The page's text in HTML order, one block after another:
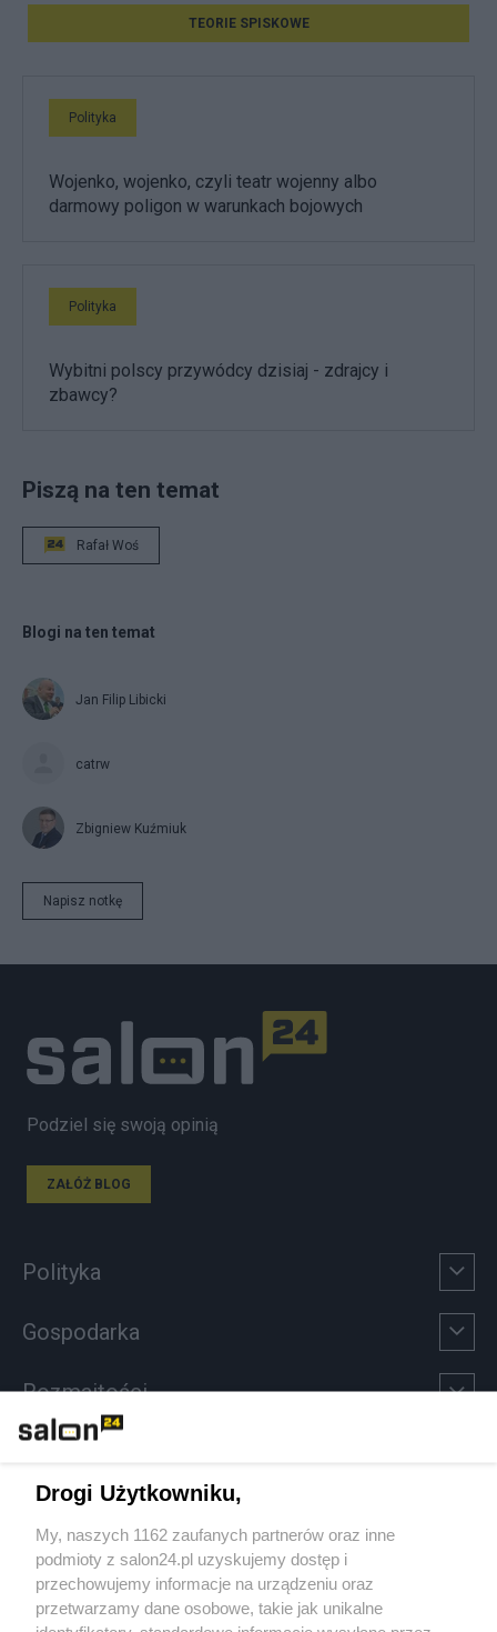
TEORIE SPISKOWE
Polityka
Wojenko, wojenko, czyli teatr wojenny albo
darmowy poligon w warunkach bojowych
Polityka
Wybitni polscy przywódcy dzisiaj - zdrajcy i
zbawcy?
Piszą na ten temat
Rafał Woś
Blogi na ten temat
Jan Filip Libicki
catrw
Zbigniew Kuźmiuk
Napisz notkę
Podziel się swoją opinią
ZAŁÓŻ BLOG
Polityka
Gospodarka
Rozmaitości
Sport
Społeczeństwo
Drogi Użytkowniku,
My, naszych 1162 zaufanych partnerów oraz inne
podmioty z salon24.pl uzyskujemy dostęp i
przechowujemy informacje na urządzeniu oraz
przetwarzamy dane osobowe, takie jak unikalne